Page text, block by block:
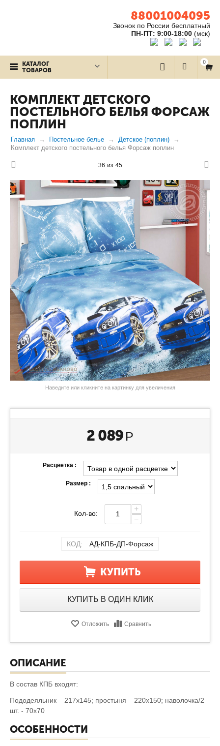
88001004095
Звонок по России бесплатный
ПН-ПТ: 9:00-18:00 (мск)
КАТАЛОГ
ТОВАРОВ
0
КОМПЛЕКТ ДЕТСКОГО
ПОСТЕЛЬНОГО БЕЛЬЯ ФОРСАЖ
ПОПЛИН
Главная Постельное белье
Детское (поплин)
Комплект детского постельного белья Форсаж поплин
36 из 45
Наведите или кликните на картинку для увеличения
2 089 Р
Расцветка :
Размер :
Кол-во:
+
−
КОД: АД-КПБ-ДП-Форсаж
КУПИТЬ
КУПИТЬ В ОДИН КЛИК
Отложить Сравнить
ОПИСАНИЕ
В состав КПБ входят:
Пододеяльник – 217х145; простыня – 220х150; наволочка/2
шт. - 70х70
ОСОБЕННОСТИ